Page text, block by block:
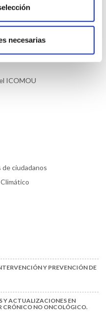
necesarias
ICOMOU
de ciudadanos
Y PREVENCIÓN DE
Y ACTUALIZACIONES EN
CRÓNICO NO ONCOLÓGICO.